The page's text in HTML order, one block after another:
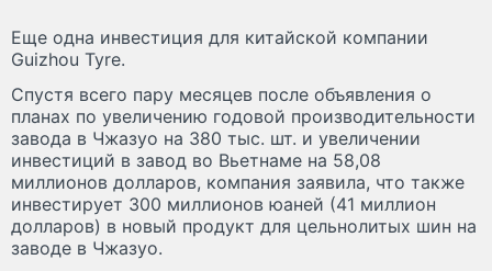
Еще одна инвестиция для китайской компании
Guizhou Tyre.
Спустя всего пару месяцев после объявления о
планах по увеличению годовой производительности
завода в Чжазуо на 380 тыс. шт. и увеличении
инвестиций в завод во Вьетнаме на 58,08
миллионов долларов, компания заявила, что также
инвестирует 300 миллионов юаней (41 миллион
долларов) в новый продукт для цельнолитых шин на
заводе в Чжазуо.